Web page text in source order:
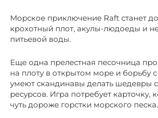
Морское приключение Raft станет
крохотный плот, акулы-людоеды и
питьевой воды.
Еще одна прелестная песочница
на плоту в открытом море и борьбу
умеют скандинавы делать шедевры
ресурсов. Игра потребует карточку,
чуть дороже горстки морского